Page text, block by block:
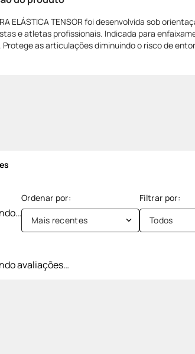
ELÁSTICA TENSOR foi desenvolvida sob
e atletas profissionais. Indicada para
Protege as articulações diminuindo o risco de
Mais recentes Todos
avaliações…